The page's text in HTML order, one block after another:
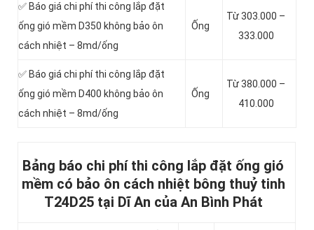
✅ Báo giá chi phí thi công lắp đặt
ống gió mềm D350 không bảo ôn
cách nhiệt – 8md/ống
Ống
Từ 303.000 –
333.000
✅ Báo giá chi phí thi công lắp đặt
ống gió mềm D400 không bảo ôn
cách nhiệt – 8md/ống
Ống
Từ 380.000 –
410.000
Bảng báo chi phí thi công lắp đặt ống gió
mềm có bảo ôn cách nhiệt bông thuỷ tinh
T24D25 tại Dĩ An của An Bình Phát